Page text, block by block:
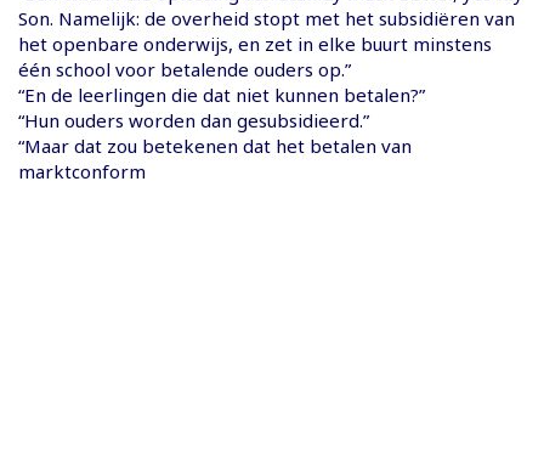
Son. Namelijk: de overheid stopt met het subsidiëren van
het openbare onderwijs, en zet in elke buurt minstens
één school voor betalende ouders op.”
“En de leerlingen die dat niet kunnen betalen?”
“Hun ouders worden dan gesubsidieerd.”
“Maar dat zou betekenen dat het betalen van
marktconform